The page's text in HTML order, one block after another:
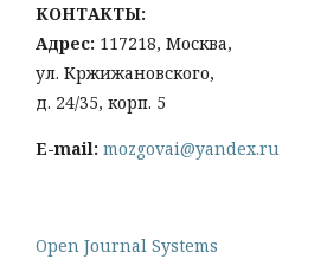
КОНТАКТЫ:
Адрес: 117218, Москва,
ул. Кржижановского,
д. 24/35, корп. 5
E-mail: mozgovai@yandex.ru
Open Journal Systems